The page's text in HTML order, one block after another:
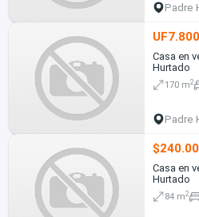
Padre
Casa en
Hurtado
170 m2
Padre
Casa en
Hurtado
84 m2